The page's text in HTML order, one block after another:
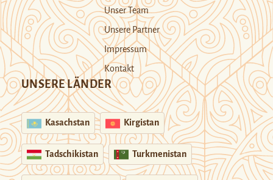
Unser Team
Unsere Partner
Impressum
Kontakt
UNSERE LÄNDER
Kasachstan Kirgistan
Tadschikistan Turkmenistan